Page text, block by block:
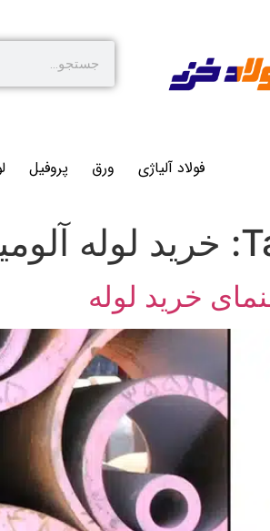
فولاد آلیاژی ورق پروفیل
خرید لوله
خرید لوله